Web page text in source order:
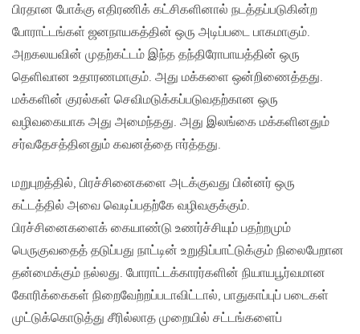
பிரதான போக்கு எதிரணிக் கட்சிகளினால் நடத்தப்படுகின்ற
போராட்டங்கள் ஜனநாயகத்தின் ஒரு அடிப்படை பாகமாகும்.
அறகலயவின் முதற்கட்டம் இந்த தந்திரோபாயத்தின் ஒரு
தெளிவான உதாரணமாகும். அது மக்களை ஒன்றிணைத்தது.
மக்களின் குரல்கள் செவிமடுக்கப்படுவதற்கான ஒரு
வழிவகையாக அது அமைந்தது. அது இலங்கை மக்களினதும்
சர்வதேசத்தினதும் கவனத்தை ஈர்த்தது.
மறுபுறத்தில், பிரச்சினைகளை அடக்குவது பின்னர் ஒரு
கட்டத்தில் அவை வெடிப்பதற்கே வழிவகுக்கும்.
பிரச்சினைகளைக் கையாண்டு உணர்ச்சியும் பதற்றமும்
பெருகுவதைத் தடுப்பது நாட்டின் உறுதிப்பாட்டுக்கும் நிலைபேறான
தன்மைக்கும் நல்லது. போராட்டக்காரர்களின் நியாயபூர்வமான
கோரிக்கைகள் நிறைவேற்றப்படாவிட்டால், பாதுகாப்புப் படைகள்
முட்டுக்கொடுத்து சீரில்லாத முறையில் சட்டங்களைப்